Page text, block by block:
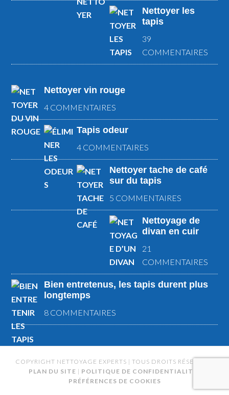
Nettoyer les
tapis
39
COMMENTAIRES
Nettoyer vin rouge
4 COMMENTAIRES
Tapis odeur
4 COMMENTAIRES
Nettoyer tache de café
sur du tapis
5 COMMENTAIRES
Nettoyage de
divan en cuir
21
COMMENTAIRES
Bien entretenus, les tapis durent plus
longtemps
8 COMMENTAIRES
COPYRIGHT NETTOYAGE EXPERTS | TOUS DROITS RÉSERVÉS |
PLAN DU SITE | POLITIQUE DE CONFIDENTIALITÉ
PRÉFÉRENCES DE COOKIES